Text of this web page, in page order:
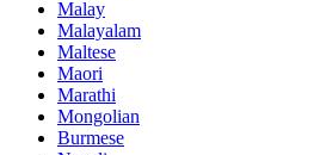
Malay
Malayalam
Maltese
Maori
Marathi
Mongolian
Burmese